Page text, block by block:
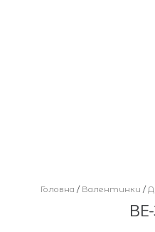
Головна / Валентинки /